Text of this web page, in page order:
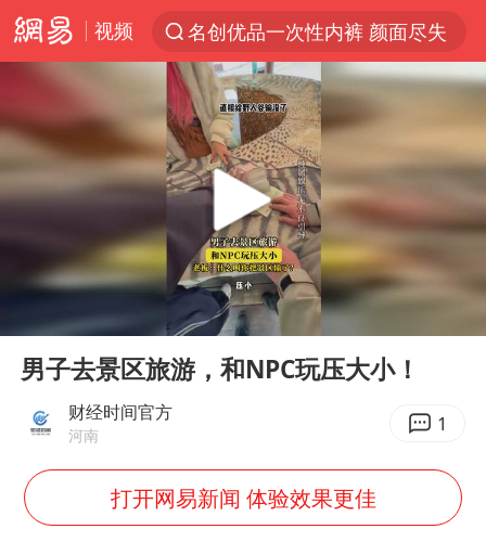
视频
名创优品一次性内裤 颜面尽失
“China Cool”火了，老外爱上中国避暑游
香港宏福苑火灾或由烟头引起
中国父女泰国骑摩托车坠崖1死1伤
周末打虎 宋致远被查
白海豚将正面袭击贯穿浙江
浙江台州《告全体市民书》
上半年国内居民出游人次34.63亿
刘浩存百花奖开幕式红裙起舞
Play
男子去景区旅游，和NPC玩压大小！
财经时间官方
河南 1
打开网易新闻 体验效果更佳